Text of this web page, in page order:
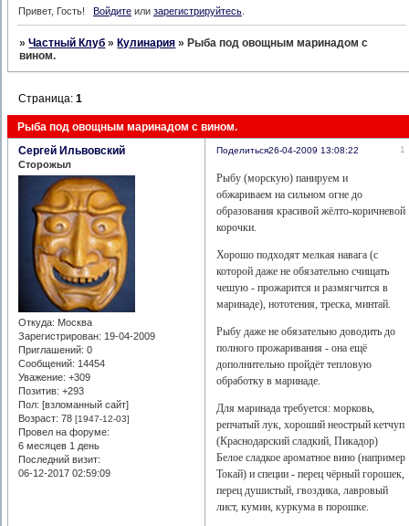
Привет, Гость! Войдитеили зарегистрируйтесь.
»Частный Клуб »Кулинария »Рыба под овощным маринадом с
вином.
Рыба под овощным маринадом с вином.
Страница:1
Поделиться 1
26-04-2009 13:08:22
Сергей Ильвовский
Сторожыл
Откуда: Москва
Зарегистрирован: 19-04-2009
Приглашений: 0
Сообщений: 14454
Уважение: +309
Позитив: +293
Пол: [взломанный сайт]
Возраст: 78[1947-12-03]
Провел на форуме:
6 месяцев 1 день
Последний визит:
06-12-2017 02:59:09
Рыбу (морскую) панируем и
обжариваем на сильном огне до
образования красивой жёлто-коричневой
корочки.
Хорошо подходят мелкая навага (с
которой даже не обязательно счищать
чешую - прожарится и размягчится в
маринаде), нототения, треска, минтай.
Рыбу даже не обязательно доводить до
полного прожаривания - она ещё
дополнительно пройдёт тепловую
обработку в маринаде.
Для маринада требуется: морковь,
репчатый лук, хороший неострый кетчуп
(Краснодарский сладкий, Пикадор)
Белое сладкое ароматное вино (например
Токай) и специи - перец чёрный горошек,
перец душистый, гвоздика, лавровый
лист, кумин, куркума в порошке.